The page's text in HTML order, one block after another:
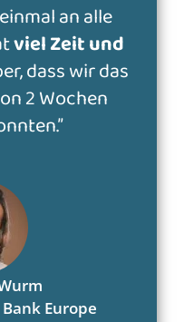
an alle
viel Zeit und
dass wir das
2 Wochen
Europe